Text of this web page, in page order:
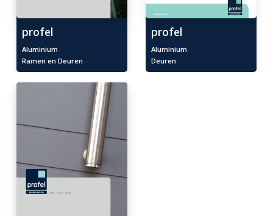
profel
Aluminium
Ramen en Deuren
profel
Aluminium
Deuren